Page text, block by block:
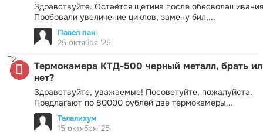
Здравствуйте. Остаётся щетина после
Пробовали увеличение циклов, замену бил,...
Павел пан
25 октября '25
Термокамера КТД-500 черный металл, брать
нет?
Здравствуйте, уважаемые! Посоветуйте, пожалуйста.
Предлагают по 80000 рублей две термокамеры...
2
Талалихум
15 октября '25